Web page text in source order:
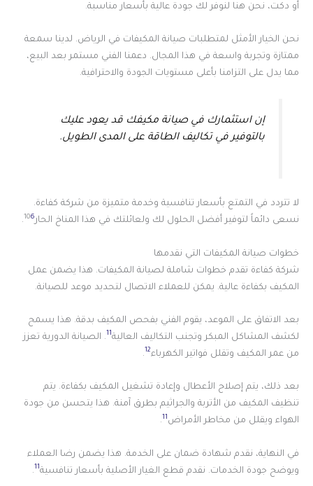
أو دكت، نحن هنا لنوفر لك جودة عالية بأسعار مناسبة.
نحن الخيار الأمثل لمتطلبات صيانة المكيفات في الرياض. لدينا سمعة
ممتازة وتجربة واسعة في هذا المجال. دعمنا الفني مستمر بعد البيع،
مما يدل على التزامنا بأعلى مستويات الجودة والاحترافية.
إن استثمارك في صيانة مكيفك قد يعود عليك
بالتوفير في تكاليف الطاقة على المدى الطويل.
لا تتردد في التمتع بأسعار تنافسية وخدمة متميزة من شركة كفاءة.
نسعى دائماً لتوفير أفضل الحلول لك ولعائلتك في هذا المناخ الحار
106
.
خطوات صيانة المكيفات التي نقدمها
شركة كفاءة تقدم خطوات شاملة لصيانة المكيفات. هذا يضمن عمل
المكيف بكفاءة عالية. يمكن للعملاء الاتصال لتحديد موعد للصيانة.
بعد الاتفاق على الموعد، يقوم الفني بفحص المكيف بدقة. هذا يسمح
لكشف المشاكل المبكر وتجنب التكاليف العالية11 . الصيانة الدورية تعزز
من عمر المكيف وتقلل فواتير الكهرباء12
.
بعد ذلك، يتم إصلاح الأعطال وإعادة تشغيل المكيف بكفاءة. يتم
تنظيف المكيف من الأتربة والجراثيم بطرق آمنة. هذا يتحسن من جودة
الهواء ويقلل من مخاطر الأمراض11
.
في النهاية، نقدم شهادة ضمان على الخدمة. هذا يضمن رضا العملاء
ويوضح جودة الخدمات. نقدم قطع الغيار الأصلية بأسعار تنافسية11
.